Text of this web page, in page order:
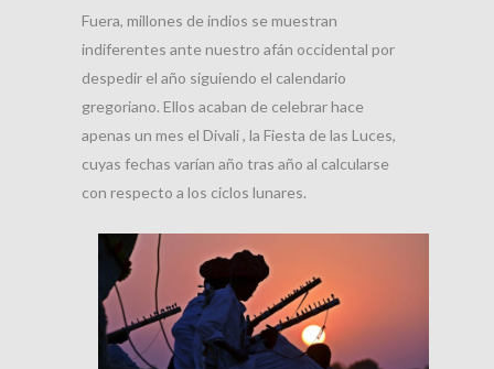
Fuera, millones de indios se muestran
indiferentes ante nuestro afán occidental por
despedir el año siguiendo el calendario
gregoriano. Ellos acaban de celebrar hace
apenas un mes el Divali , la Fiesta de las Luces,
cuyas fechas varían año tras año al calcularse
con respecto a los ciclos lunares.